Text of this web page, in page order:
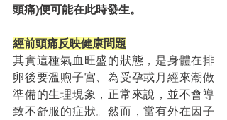
頭痛)便可能在此時發生。
經前頭痛反映健康問題
其實這種氣血旺盛的狀態，是身體在排
卵後要溫煦子宮、為受孕或月經來潮做
準備的生理現象，正常來說，並不會導
致不舒服的症狀。然而，當有外在因子